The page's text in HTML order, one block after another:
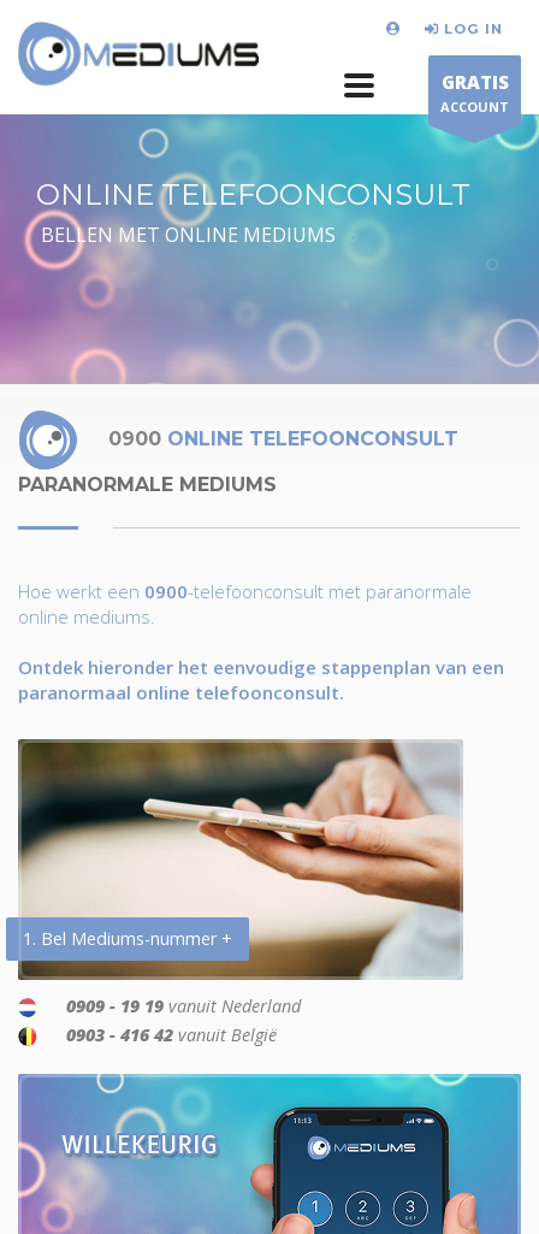
LOG IN
GRATIS
ACCOUNT
ONLINE TELEFOONCONSULT
BELLEN MET ONLINE MEDIUMS
0900 ONLINE TELEFOONCONSULT
PARANORMALE MEDIUMS
Hoe werkt een 0900-telefoonconsult met paranormale
online mediums.
Ontdek hieronder het eenvoudige stappenplan van een
paranormaal online telefoonconsult.
1. Bel Mediums-nummer +
0909 - 19 19 vanuit Nederland
0903 - 416 42 vanuit België